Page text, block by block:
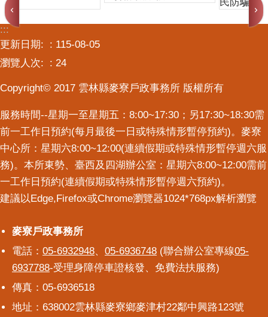
:::
更新日期:
115-08-05
瀏覽人次:
24
Copyright© 2017 雲林縣麥寮戶政事務所 版權所有
服務時間--星期一至星期五：8:00~17:30；另17:30~18:30需
前一工作日預約(每月最後一日或特殊情形暫停預約)。麥寮
中心所：星期六8:00~12:00(連續假期或特殊情形暫停週六服
務)。本所東勢、臺西及四湖辦公室：星期六8:00~12:00需前
一工作日預約(連續假期或特殊情形暫停週六預約)。
建議以Edge,Firefox或Chrome瀏覽器1024*768px解析瀏覽
麥寮戶政事務所
麥寮戶政事務所
電話： 05-6932948、 05-6936748 (聯合辦公室專線05-
6937788-受理身障停車證核發、免費法扶服務)
傳真：05-6936518
地址：638002雲林縣麥寮鄉麥津村22鄰中興路123號